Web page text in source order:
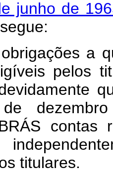
junho de
a
pelos
titulares.